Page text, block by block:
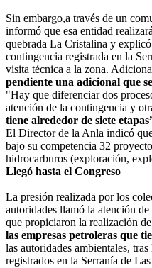
Sin embargo,a través de un
informó que esa entidad
quebrada La Cristalina y explicó
contingencia registrada en la
visita técnica a la zona.
pendiente una adicional que
"Hay que diferenciar dos
atención de la contingencia y
tiene alrededor de siete
El Director de la Anla indicó
bajo su competencia 32
hidrocarburos (exploración,
Llegó hasta el Congreso
La presión realizada por los
autoridades llamó la atención
que propiciaron la realización de
las empresas petroleras que
las autoridades ambientales,
registrados en la Serranía de